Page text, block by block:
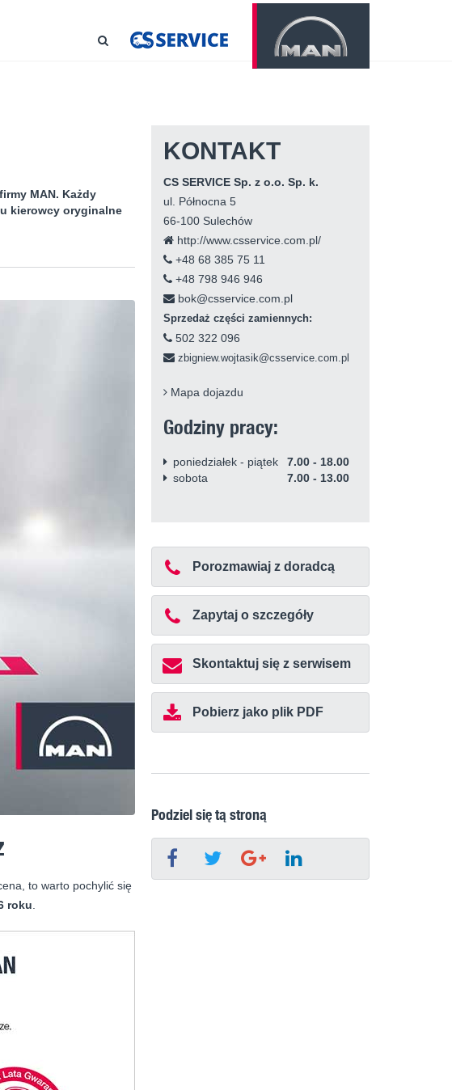
MAN. Każdy
kierowcy oryginalne
to warto pochylić się
roku
KONTAKT
CS SERVICE Sp. z o.o. Sp. k.
ul. Północna 5
66-100 Sulechów
http://www.csservice.com.pl/
+48 68 385 75 11
+48 798 946 946
bok@csservice.com.pl
Sprzedaż części zamiennych:
502 322 096
zbigniew.wojtasik@csservice.com.pl
Mapa dojazdu
Godziny pracy:
poniedziałek - piątek
7.00 - 18.00
sobota
7.00 - 13.00
Porozmawiaj z doradcą
Zapytaj o szczegóły
Skontaktuj się z serwisem
Pobierz jako plik PDF
Podziel się tą stroną